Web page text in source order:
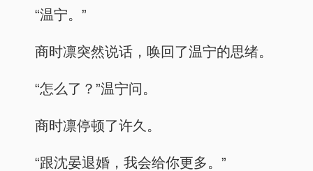
“温宁。”
商时凛突然说话，唤回了温宁的思绪。
“怎么了？”温宁问。
商时凛停顿了许久。
“跟沈晏退婚，我会给你更多。”